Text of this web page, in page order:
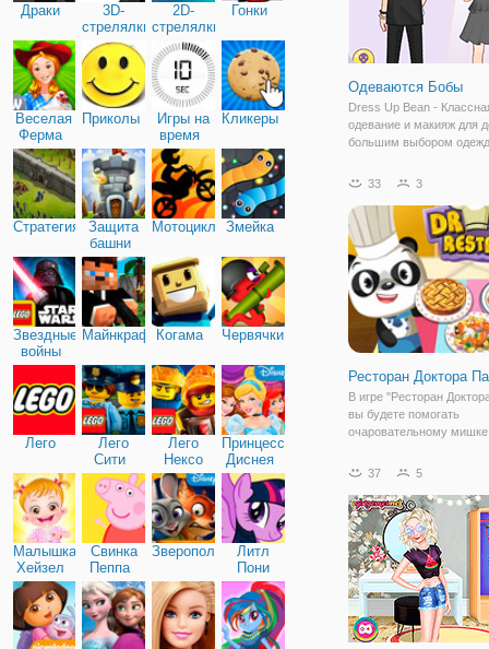
Драки
3D-
стрелялки
2D-
стрелялки
Гонки
Веселая
Ферма
Приколы
Игры на
время
Кликеры
Стратегия
Защита
башни
МотоциклыЗмейка
Звездные
войны
Майнкрафт Когама Червячки
Лего
Лего
Сити
Лего
Нексо
Найтс
Принцессы
Диснея
Малышка
Хейзел
Свинка
Пеппа
Зверополис
Литл
Пони
Дружба
Одеваются Бобы
Dress Up Bean -
одевание и макияж для
большим выбором
и самой модной
красивыми и
костюмами и получите
33 3
Ресторан Доктора
В игре "Ресторан
вы будете помогать
очаровательному мишке
открыл его совсем
большим успехом. А всё
благодаря вкусной
талантливым
37 5